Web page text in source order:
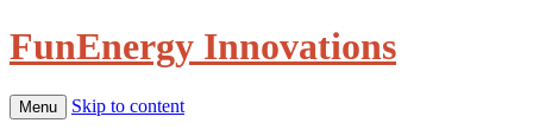
FunEnergy Innovations
Menu Skip to content